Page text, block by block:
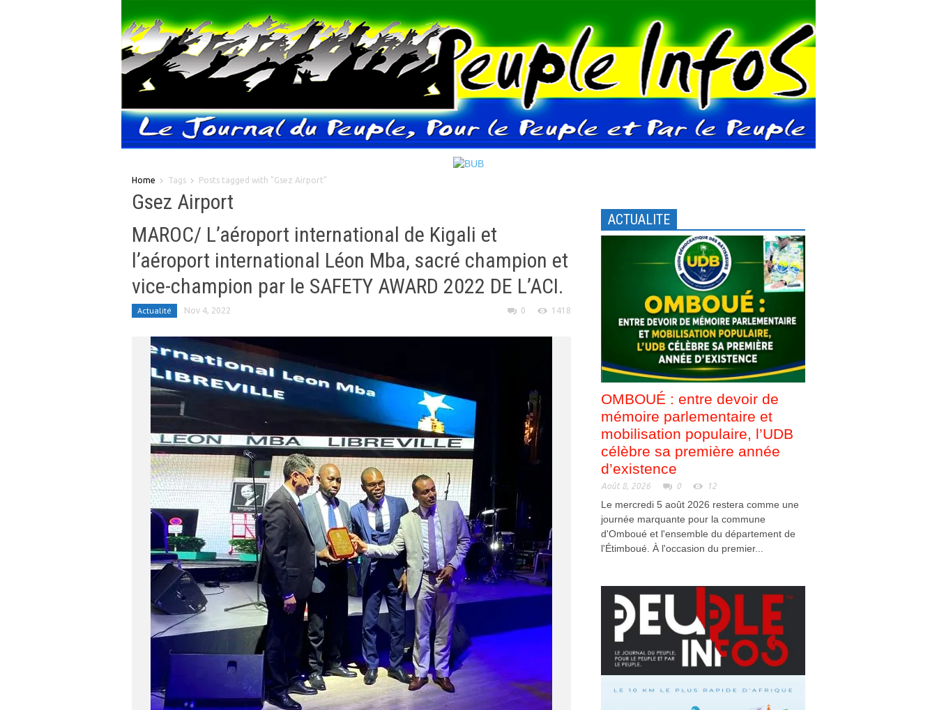
Home Tags Posts tagged with "Gsez Airport"
Gsez Airport
MAROC/ L’aéroport international de Kigali et
l’aéroport international Léon Mba, sacré champion et
vice-champion par le SAFETY AWARD 2022 DE L’ACI.
Actualité Nov 4, 2022 0 1418
ACTUALITE
OMBOUÉ : entre devoir de
mémoire parlementaire et
mobilisation populaire, l’UDB
célèbre sa première année
d’existence
Août 8, 2026 0 12
Le mercredi 5 août 2026 restera comme une
journée marquante pour la commune
d'Omboué et l'ensemble du département de
l'Étimboué. À l'occasion du premier...